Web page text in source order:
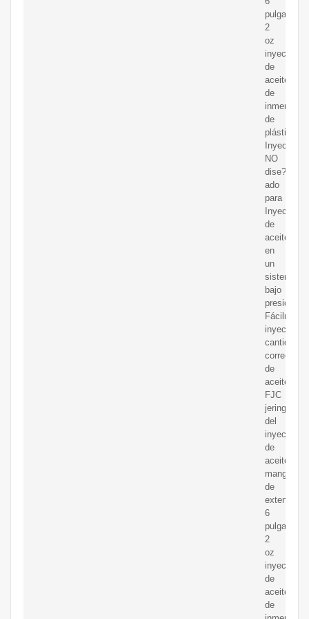
pulgadas;
2
oz
inyector
de
aceite
de
inmersión
de
plástico;
Inyector
NO
dise?
ado
para
Inyección
de
aceite
en
un
sistema
bajo
presión;
Fácilmente
inyecta
cantidad
correcta
de
aceite
FJC
jeringa
del
inyector
de
aceite.
manguera
de
extensión
6
pulgadas.
2
oz
inyector
de
aceite
de